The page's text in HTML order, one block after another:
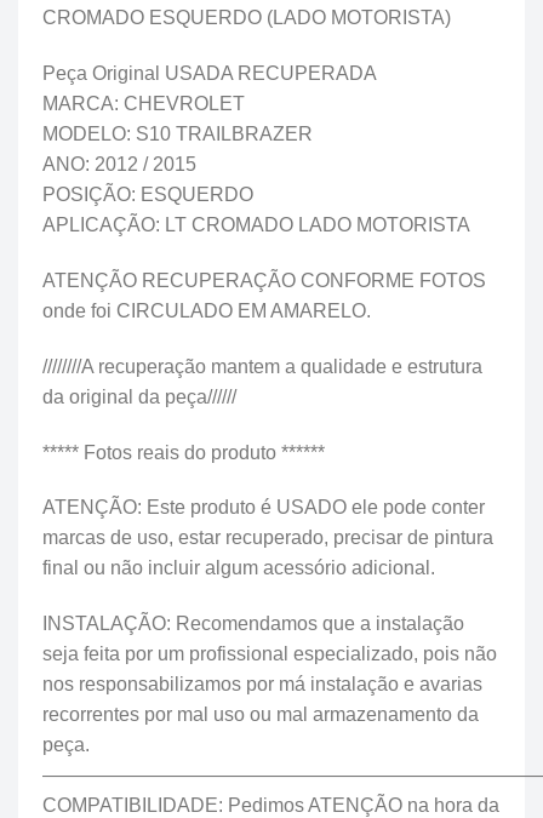
CROMADO ESQUERDO (LADO MOTORISTA)
Peça Original USADA RECUPERADA
MARCA: CHEVROLET
MODELO: S10 TRAILBRAZER
ANO: 2012 / 2015
POSIÇÃO: ESQUERDO
APLICAÇÃO: LT CROMADO LADO MOTORISTA
ATENÇÃO RECUPERAÇÃO CONFORME FOTOS
onde foi CIRCULADO EM AMARELO.
////////A recuperação mantem a qualidade e estrutura
da original da peça//////
***** Fotos reais do produto ******
ATENÇÃO: Este produto é USADO ele pode conter
marcas de uso, estar recuperado, precisar de pintura
final ou não incluir algum acessório adicional.
INSTALAÇÃO: Recomendamos que a instalação
seja feita por um profissional especializado, pois não
nos responsabilizamos por má instalação e avarias
recorrentes por mal uso ou mal armazenamento da
peça.
COMPATIBILIDADE: Pedimos ATENÇÃO na hora da